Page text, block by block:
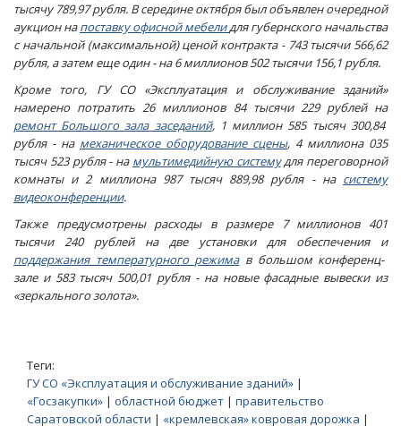
тысячу 789,97 рубля. В середине октября был объявлен очередной
аукцион напоставку офисной мебелидля губернского начальства
с начальной (максимальной) ценой контракта - 743 тысячи 566,62
рубля, а затем еще один - на 6 миллионов 502 тысячи 156,1 рубля.
Кроме того, ГУ СО «Эксплуатация и обслуживание зданий»
намерено потратить 26 миллионов 84 тысячи 229 рублей на
ремонт Большого зала заседаний, 1 миллион 585 тысяч 300,84
рубля - на механическое оборудование сцены, 4 миллиона 035
тысяч 523 рубля - на мультимедийную системудля переговорной
комнаты и 2 миллиона 987 тысяч 889,98 рубля - на систему
видеоконференции.
Также предусмотрены расходы в размере 7 миллионов 401
тысячи 240 рублей на две установки для обеспечения и
поддержания температурного режимав большом конференц-
зале и 583 тысяч 500,01 рубля - на новые фасадные вывески из
«зеркального золота».
Теги:
ГУ СО «Эксплуатация и обслуживание зданий» |
«Госзакупки» | областной бюджет | правительство
Саратовской области | «кремлевская» ковровая дорожка |